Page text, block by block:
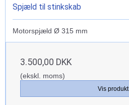
Spjæld til stinkskab
Motorspjæld Ø 315 mm
3.500,00 DKK
(ekskl. moms)
Vis produkt